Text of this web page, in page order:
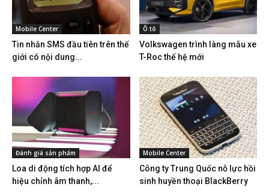
Mobile Center
Tin nhắn SMS đầu tiên trên thế
giới có nội dung...
Ô tô
Volkswagen trình làng mẫu xe
T-Roc thế hệ mới
Đánh giá sản phẩm
Loa di động tích hợp AI để
hiệu chỉnh âm thanh,...
Mobile Center
Công ty Trung Quốc nỗ lực hồi
sinh huyền thoại BlackBerry